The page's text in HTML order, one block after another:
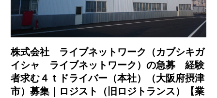
株式会社 ライブネットワーク（カブシキガ
イシャ ライブネットワーク）の急募 経験
者求む４ｔドライバー（本社）（大阪府摂津
市）募集｜ロジスト（旧ロジトランス）【業